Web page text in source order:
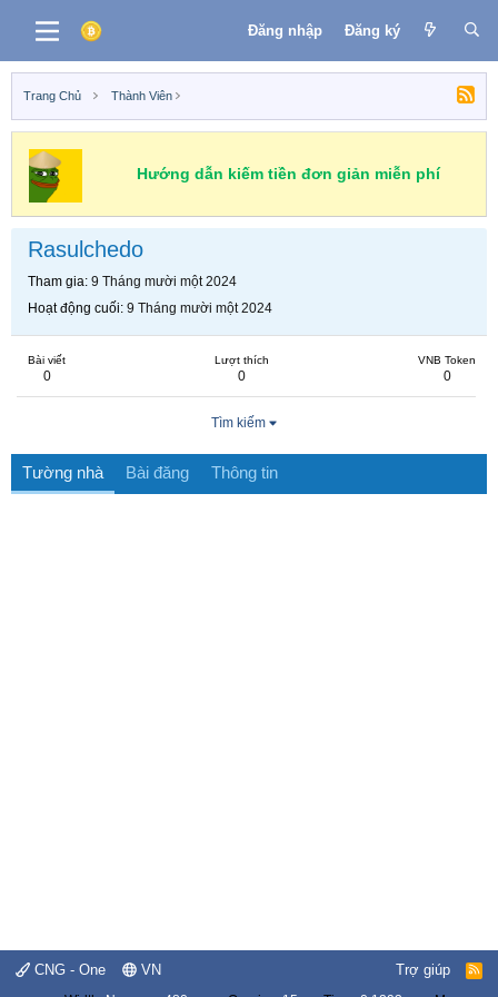
Đăng nhập Đăng ký
Trang Chủ Thành Viên
Hướng dẫn kiếm tiền đơn giản miễn phí
Rasulchedo
Tham gia 9 Tháng mười một 2024
Hoạt động cuối 9 Tháng mười một 2024
Bài viết
0
Lượt thích
0
VNB Token
0
Tìm kiếm
Tường nhà Bài đăng Thông tin
CNG - One VN Trợ giúp
R